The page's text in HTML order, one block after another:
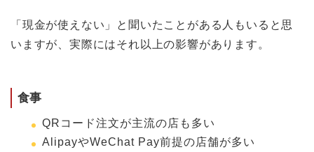
「現金が使えない」と聞いたことがある人もいると思
いますが、実際にはそれ以上の影響があります。
食事
QRコード注文が主流の店も多い
AlipayやWeChat Pay前提の店舗が多い